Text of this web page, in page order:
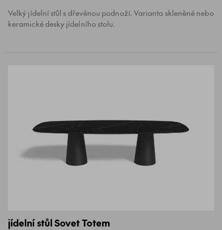
Velký jídelní stůl s dřevěnou podnoží. Varianta skleněné nebo
keramické desky jídelního stolu.
jídelní stůl Sovet Totem